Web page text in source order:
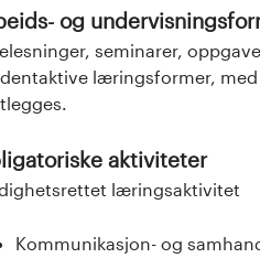
og
seminarer,
læringsformer,
aktiviteter
læringsaktivitet
Kommunikasjon- og